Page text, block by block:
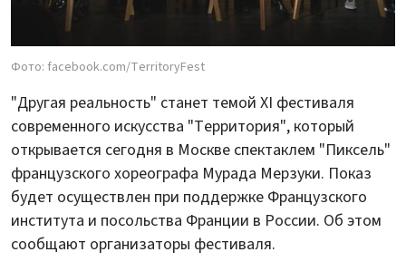
Фото: facebook.com/TerritoryFest
"Другая реальность" станет темой XI фестиваля
современного искусства "Территория", который
открывается сегодня в Москве спектаклем "Пиксель"
французского хореографа Мурада Мерзуки. Показ
будет осуществлен при поддержке Французского
института и посольства Франции в России. Об этом
сообщают организаторы фестиваля.